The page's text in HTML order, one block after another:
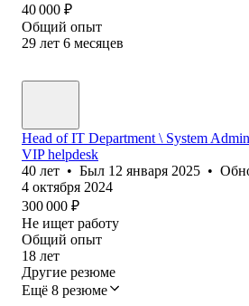
40 000 ₽
Общий опыт
29 лет 6 месяцев
Head of IT Department \ System
VIP helpdesk
40 лет • Был 12 января 2025 •
4 октября 2024
300 000 ₽
Не ищет работу
Общий опыт
18 лет
Другие резюме
Ещё 8 резюме